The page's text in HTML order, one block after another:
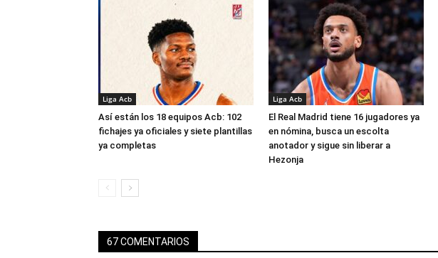
Liga Acb
Así están los 18 equipos Acb: 102
fichajes ya oficiales y siete plantillas
ya completas
Liga Acb
El Real Madrid tiene 16 jugadores ya
en nómina, busca un escolta
anotador y sigue sin liberar a
Hezonja
67 COMENTARIOS